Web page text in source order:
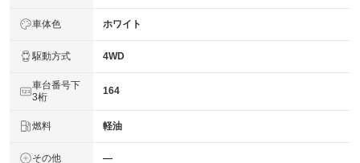
車体色 ホワイト
駆動方式 4WD
車台番号下
3桁
164
燃料 軽油
その他 ―